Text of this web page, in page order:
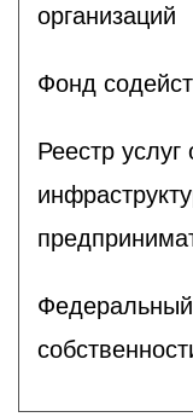
организаций
Фонд
Реестр услуг